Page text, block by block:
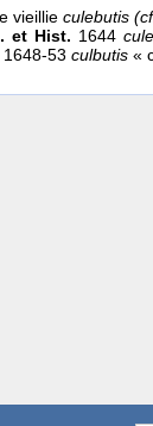
vieillieculebutis
et Hist. 1644
53 culbutis «